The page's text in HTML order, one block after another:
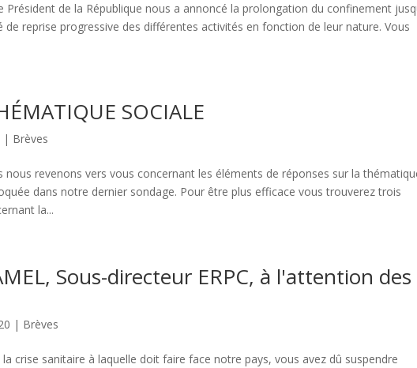
Président de la République nous a annoncé la prolongation du confinement
de reprise progressive des différentes activités en fonction de leur nature. Vous
SOCIALE
| Brèves
revenons vers vous concernant les éléments de réponses sur la
dans notre dernier sondage. Pour être plus efficace vous trouverez trois
la...
Sous-directeur ERPC, à l'attention des
| Brèves
crise sanitaire à laquelle doit faire face notre pays, vous avez dû suspendre